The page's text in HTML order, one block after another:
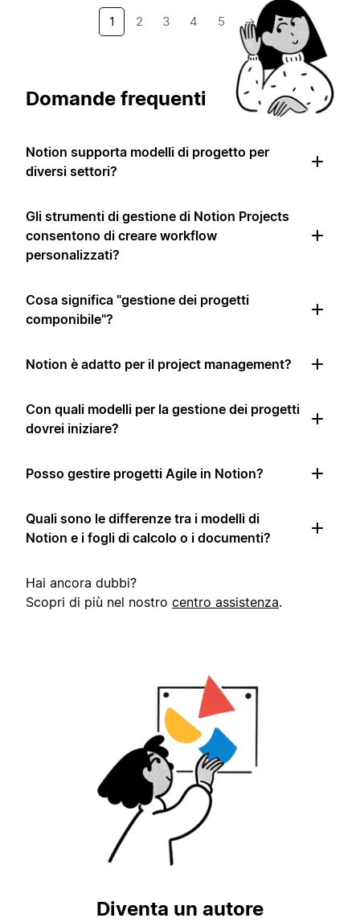
1 2 3 4 5 →
Domande frequenti
Notion supporta modelli di progetto per
diversi settori?
Gli strumenti di gestione di Notion Projects
consentono di creare workflow
personalizzati?
Cosa significa "gestione dei progetti
componibile"?
Notion è adatto per il project management?
Con quali modelli per la gestione dei progetti
dovrei iniziare?
Posso gestire progetti Agile in Notion?
Quali sono le differenze tra i modelli di
Notion e i fogli di calcolo o i documenti?
Hai ancora dubbi?
Scopri di più nel nostro centro assistenza.
Diventa un autore